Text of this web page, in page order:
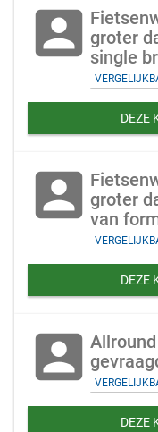
account_box groter
single
DEZE
account_box groter
van
DEZE
account_box
DEZE